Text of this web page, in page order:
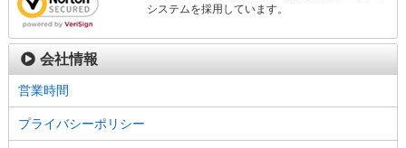
システムを採用しています。
会社情報
営業時間
プライバシーポリシー